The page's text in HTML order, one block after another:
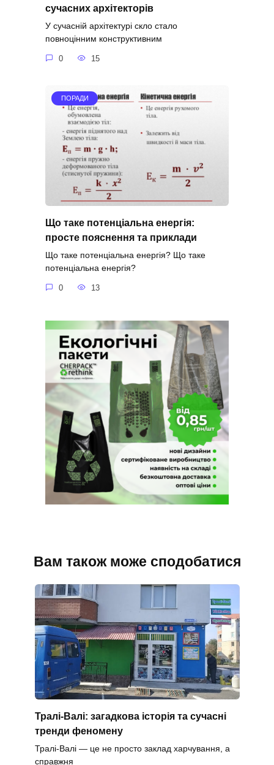
сучасних архітекторів
У сучасній архітектурі скло стало
повноцінним конструктивним
0 15
ПОРАДИ
Що таке потенціальна енергія:
просте пояснення та приклади
Що таке потенціальна енергія? Що таке
потенціальна енергія?
0 13
Вам також може сподобатися
Тралі-Валі: загадкова історія та сучасні
тренди феномену
Тралі-Валі — це не просто заклад харчування, а
справжня